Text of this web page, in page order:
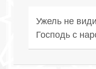
Ужель не
Господь с